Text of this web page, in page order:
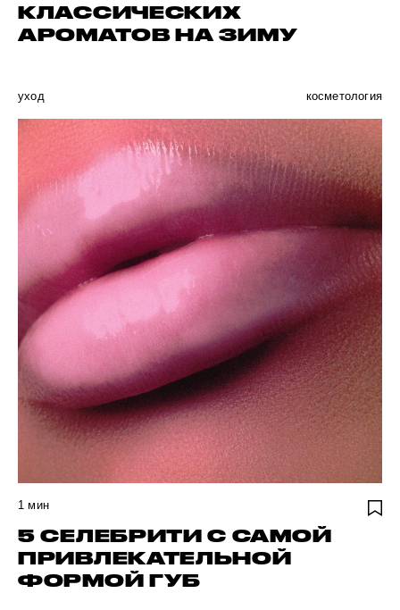
КЛАССИЧЕСКИХ
АРОМАТОВ НА ЗИМУ
уход косметология
1 мин
5 СЕЛЕБРИТИ С САМОЙ
ПРИВЛЕКАТЕЛЬНОЙ
ФОРМОЙ ГУБ